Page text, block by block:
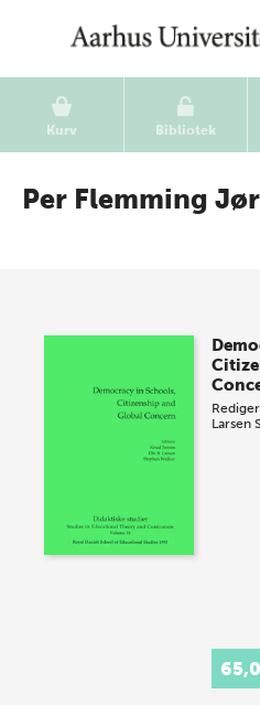
Kurv Bibliotek
Per Flemming
Larsen